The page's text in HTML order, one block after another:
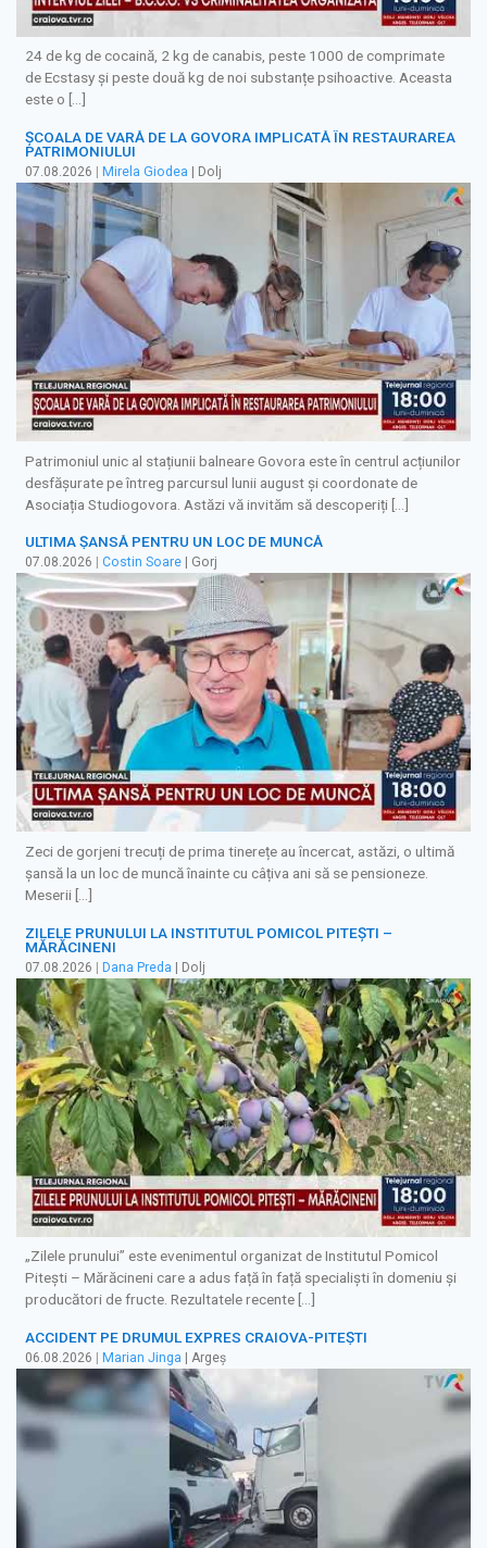
24 de kg de cocaină, 2 kg de canabis, peste 1000 de comprimate
de Ecstasy și peste două kg de noi substanțe psihoactive. Aceasta
este o […]
ȘCOALA DE VARĂ DE LA GOVORA IMPLICATĂ ÎN RESTAURAREA
PATRIMONIULUI
07.08.2026 | Mirela Giodea | Dolj
Patrimoniul unic al stațiunii balneare Govora este în centrul acțiunilor
desfășurate pe întreg parcursul lunii august și coordonate de
Asociația Studiogovora. Astăzi vă invităm să descoperiți […]
ULTIMA ȘANSĂ PENTRU UN LOC DE MUNCĂ
07.08.2026 Costin Soare | Gorj
Zeci de gorjeni trecuți de prima tinerețe au încercat, astăzi, o ultimă
șansă la un loc de muncă înainte cu câțiva ani să se pensioneze.
Meserii […]
ZILELE PRUNULUI LA INSTITUTUL POMICOL PITEȘTI –
MĂRĂCINENI
07.08.2026 | Dana Preda | Dolj
„Zilele prunului” este evenimentul organizat de Institutul Pomicol
Pitești – Mărăcineni care a adus față în față specialiști în domeniu și
producători de fructe. Rezultatele recente […]
ACCIDENT PE DRUMUL EXPRES CRAIOVA-PITEȘTI
06.08.2026 Marian Jinga | Argeș